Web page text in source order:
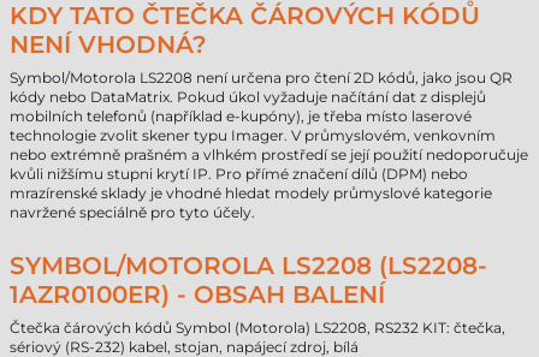
KDY TATO ČTEČKA ČÁROVÝCH KÓDŮ
NENÍ VHODNÁ?
Symbol/Motorola LS2208 není určena pro čtení 2D kódů, jako jsou QR
kódy nebo DataMatrix. Pokud úkol vyžaduje načítání dat z displejů
mobilních telefonů (například e-kupóny), je třeba místo laserové
technologie zvolit skener typu Imager. V průmyslovém, venkovním
nebo extrémně prašném a vlhkém prostředí se její použití nedoporučuje
kvůli nižšímu stupni krytí IP. Pro přímé značení dílů (DPM) nebo
mrazírenské sklady je vhodné hledat modely průmyslové kategorie
navržené speciálně pro tyto účely.
SYMBOL/MOTOROLA LS2208 (LS2208-
1AZR0100ER) - OBSAH BALENÍ
Čtečka čárových kódů Symbol (Motorola) LS2208, RS232 KIT: čtečka,
sériový (RS-232) kabel, stojan, napájecí zdroj, bílá